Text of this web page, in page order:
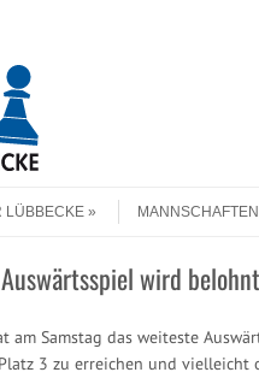
LÜBBECKE
wird belohnt
am Samstag das weiteste
3 zu erreichen und vielleicht